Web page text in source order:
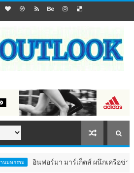
อินฟอร์มา มาร์เก็ตส์ ผนึกเครือข่าย ธุรกิจท่อง